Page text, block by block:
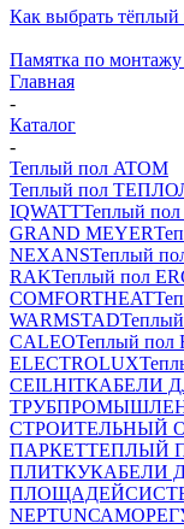
Как выбрать
Памятка по
Главная
-
Каталог
-
Теплый пол ATOM
Теплый пол
IQWATTТеплый
GRAND MEYER
NEXANSТеплый
RAKТеплый пол
COMFORTHEAT
WARMSTAD
CALEOТеплый пол
ELECTROLUX
CEILHITКАБЕЛИ
ТРУБ
СТРОИТЕЛЬНЫЙ
ПАРКЕТТЕПЛЫЙ
ПЛИТКУКАБЕЛИ
ПЛОЩАДЕЙ
NEPTUN